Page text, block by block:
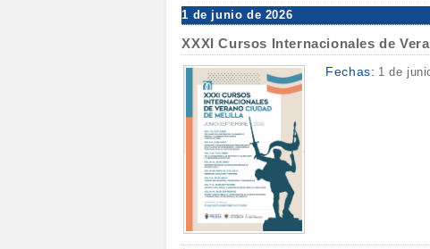
1 de junio de 2026
XXXI Cursos Internacionales de
Fechas: 1 de